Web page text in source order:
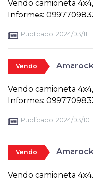
Vendo camioneta
Informes:
Publicado: 2024/03/11
Vendo
Vendo camioneta
Informes:
Publicado: 2024/03/10
Vendo
Vendo camioneta